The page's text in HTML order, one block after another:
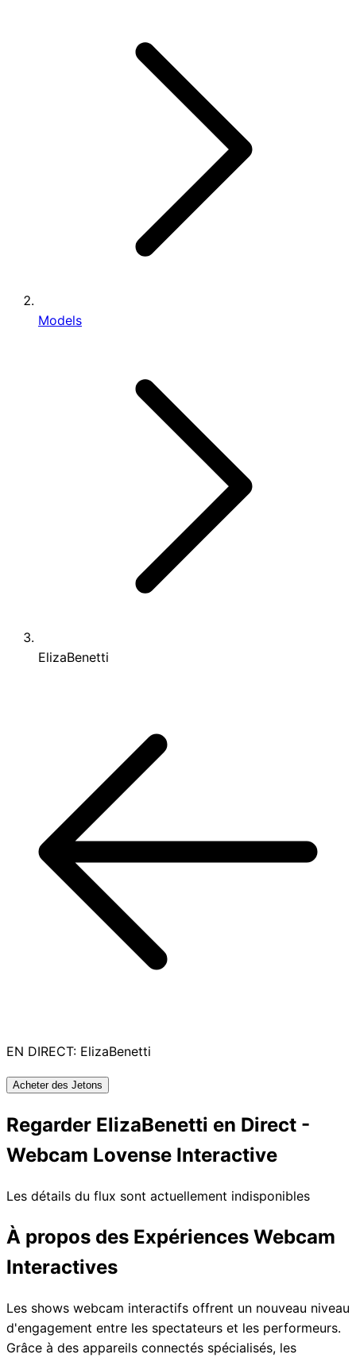
Models
ElizaBenetti
EN DIRECT: ElizaBenetti
Acheter des Jetons
Regarder ElizaBenetti en Direct -
Webcam Lovense Interactive
Les détails du flux sont actuellement indisponibles
À propos des Expériences Webcam
Interactives
Les shows webcam interactifs offrent un nouveau niveau
d'engagement entre les spectateurs et les performeurs.
Grâce à des appareils connectés spécialisés, les